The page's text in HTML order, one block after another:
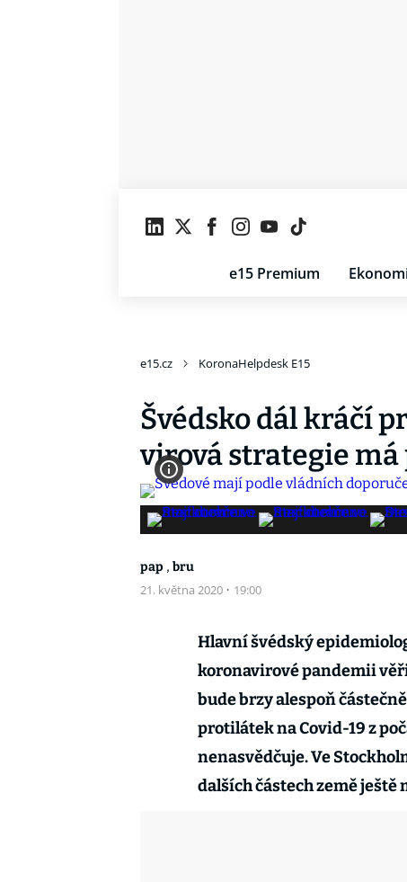
e15 Premium
e15.cz KoronaHelpdesk E15
Švédsko dál kráčí
virová strategie
pap , bru
21. května 2020 · 19:00
Hlavní švédský
koronavirové pandemii
bude brzy alespoň
protilátek na Covid-19 z
nenasvědčuje. Ve
dalších částech země